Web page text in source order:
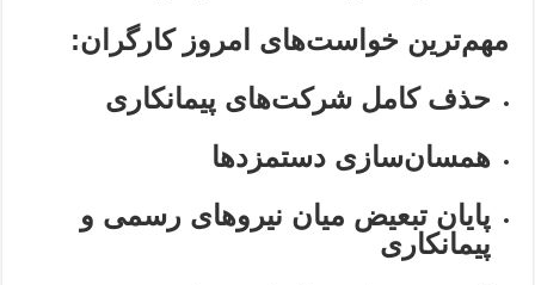
مهم‌ترین خواست‌های امروز کارگران:
حذف کامل شرکت‌های پیمانکاری
همسان‌سازی دستمزدها
پایان تبعیض میان نیروهای رسمی و
پیمانکاری